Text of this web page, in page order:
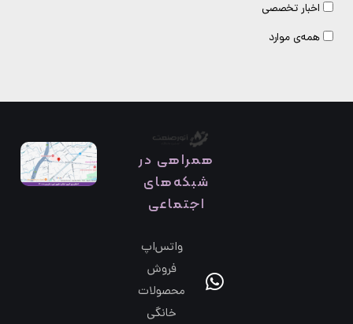
اخبار تخصصی
همه‌ی موارد
همراهی در
شبکه‌های
اجتماعی
واتس‌اپ
فروش
محصولات
خانگی